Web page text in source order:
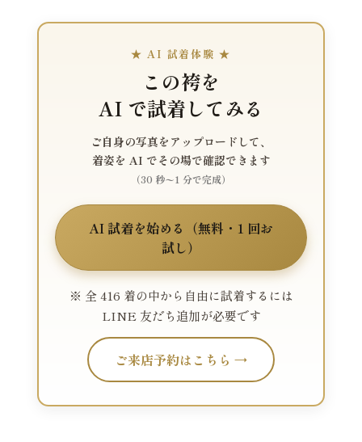
★ AI 試着体験 ★
この袴を
AI で試着してみる
ご自身の写真をアップロードして、
着姿を AI でその場で確認できます
（30 秒〜1 分で完成）
AI 試着を始める（無料・1 回お
試し）
※ 全 416 着の中から自由に試着するには
LINE 友だち追加が必要です
ご来店予約はこちら →